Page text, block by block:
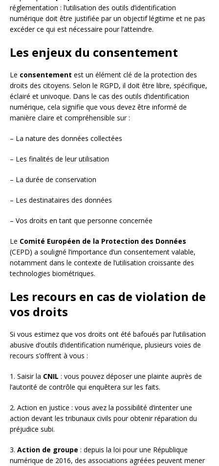
réglementation : l’utilisation des outils d’identification
numérique doit être justifiée par un objectif légitime et ne pas
excéder ce qui est nécessaire pour l’atteindre.
Les enjeux du consentement
Le consentement est un élément clé de la protection des
droits des citoyens. Selon le RGPD, il doit être libre, spécifique,
éclairé et univoque. Dans le cas des outils d’identification
numérique, cela signifie que vous devez être informé de
manière claire et compréhensible sur :
– La nature des données collectées
– Les finalités de leur utilisation
– La durée de conservation
– Les destinataires des données
– Vos droits en tant que personne concernée
Le Comité Européen de la Protection des Données
(CEPD) a souligné l’importance d’un consentement valable,
notamment dans le contexte de l’utilisation croissante des
technologies biométriques.
Les recours en cas de violation de
vos droits
Si vous estimez que vos droits ont été bafoués par l’utilisation
abusive d’outils d’identification numérique, plusieurs voies de
recours s’offrent à vous :
1. Saisir la CNIL : vous pouvez déposer une plainte auprès de
l’autorité de contrôle qui enquêtera sur les faits.
2. Action en justice : vous avez la possibilité d’intenter une
action devant les tribunaux civils pour obtenir réparation du
préjudice subi.
3. Action de groupe : depuis la loi pour une République
numérique de 2016, des associations agréées peuvent mener